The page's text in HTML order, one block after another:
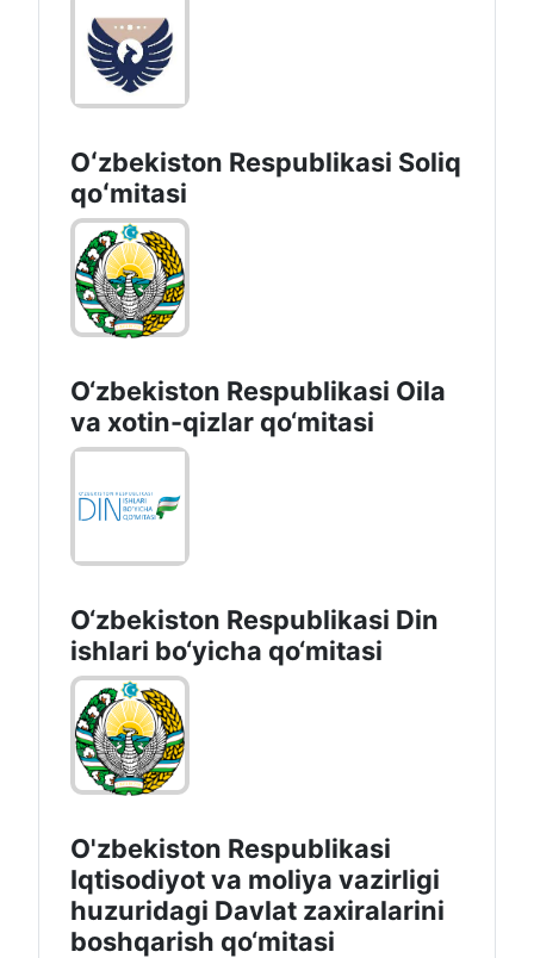
Oʻzbekiston Respublikasi Soliq
qoʻmitasi
O‘zbekiston Respublikasi Oila
va xotin-qizlar qo‘mitasi
O‘zbekiston Respublikаsi Din
ishlаri bo‘yichа qo‘mitаsi
O'zbekiston Respublikasi
Iqtisodiyot va moliya vazirligi
huzuridаgi Dаvlаt zаxirаlаrini
boshqаrish qo‘mitаsi